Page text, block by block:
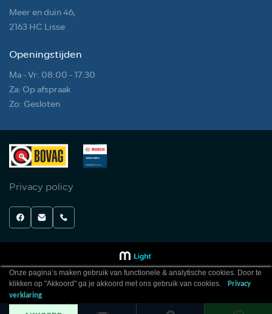
Meer en duin 46,
2163 HC Lisse
Openingstijden
Ma - Vr: 08:00 - 17:30
Za: Op afspraak
Zo: Gesloten
Privacy policy
Onze pagina’s maken gebruik van functionele & analytische cookies. Door te
klikken op "Akkoord" ga je akkoord met ons gebruik van cookies.
Privacy
verklaring